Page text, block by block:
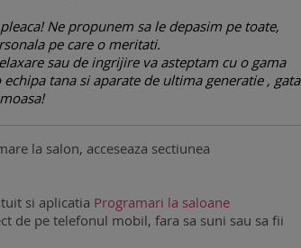
Ne propunem sa le depasim pe toate,
pe care o meritati.
sau de ingrijire va asteptam cu o gama
tana si aparate de ultima generatie , gata
la salon, acceseaza sectiunea
si aplicatia Programari la saloane
de pe telefonul mobil, fara sa suni sau sa fii